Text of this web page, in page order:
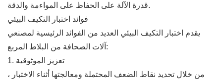
قدرة الآلة على الحفاظ على المواءمة والدقة.
فوائد اختبار التكيف البيئي
يقدم اختبار التكيف البيئي العديد من الفوائد الرئيسية لمصنعي
آلات الصحافة من البلاط المربع:
1. تعزيز الموثوقية
من خلال تحديد نقاط الضعف المحتملة ومعالجتها أثناء الاختبار ،